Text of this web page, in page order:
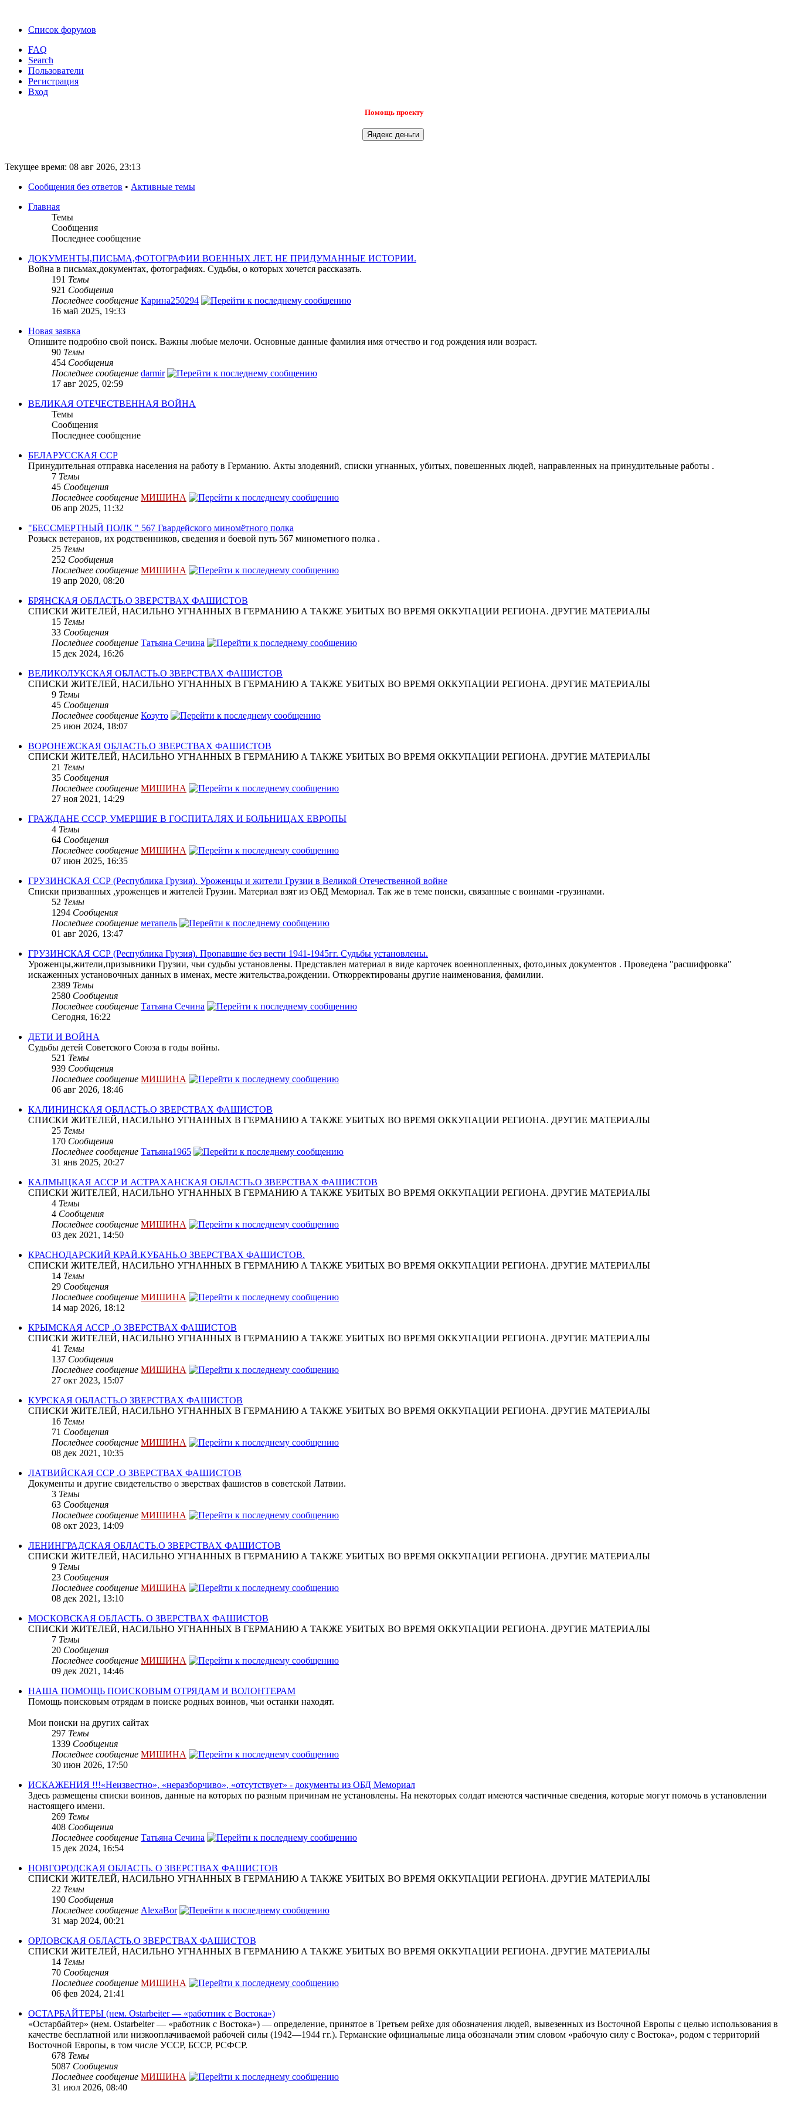
Список форумов
FAQ
Search
Пользователи
Регистрация
Вход
Помощь проекту
Текущее время: 08 авг 2026, 23:13
Сообщения без ответов • Активные темы
Главная
Темы
Сообщения
Последнее сообщение
ДОКУМЕНТЫ,ПИСЬМА,ФОТОГРАФИИ ВОЕННЫХ ЛЕТ. НЕ ПРИДУМАННЫЕ ИСТОРИИ.
Война в письмах,документах, фотографиях. Судьбы, о которых хочется рассказать.
191 Темы
921 Сообщения
Последнее сообщение Карина250294
16 май 2025, 19:33
Новая заявка
Опишите подробно свой поиск. Важны любые мелочи. Основные данные фамилия имя отчество и год рождения или возраст.
90 Темы
454 Сообщения
Последнее сообщение darmir
17 авг 2025, 02:59
ВЕЛИКАЯ ОТЕЧЕСТВЕННАЯ ВОЙНА
Темы
Сообщения
Последнее сообщение
БЕЛАРУССКАЯ ССР
Принудительная отправка населения на работу в Германию. Акты злодеяний, списки угнанных, убитых, повешенных людей, направленных на принудительные работы .
7 Темы
45 Сообщения
Последнее сообщение МИШИНА
06 апр 2025, 11:32
"БЕССМЕРТНЫЙ ПОЛК " 567 Гвардейского миномётного полка
Розыск ветеранов, их родственников, сведения и боевой путь 567 минометного полка .
25 Темы
252 Сообщения
Последнее сообщение МИШИНА
19 апр 2020, 08:20
БРЯНСКАЯ ОБЛАСТЬ.О ЗВЕРСТВАХ ФАШИСТОВ
СПИСКИ ЖИТЕЛЕЙ, НАСИЛЬНО УГНАННЫХ В ГЕРМАНИЮ А ТАКЖЕ УБИТЫХ ВО ВРЕМЯ ОККУПАЦИИ РЕГИОНА. ДРУГИЕ МАТЕРИАЛЫ
15 Темы
33 Сообщения
Последнее сообщение Татьяна Сечина
15 дек 2024, 16:26
ВЕЛИКОЛУКСКАЯ ОБЛАСТЬ.О ЗВЕРСТВАХ ФАШИСТОВ
СПИСКИ ЖИТЕЛЕЙ, НАСИЛЬНО УГНАННЫХ В ГЕРМАНИЮ А ТАКЖЕ УБИТЫХ ВО ВРЕМЯ ОККУПАЦИИ РЕГИОНА. ДРУГИЕ МАТЕРИАЛЫ
9 Темы
45 Сообщения
Последнее сообщение Козуто
25 июн 2024, 18:07
ВОРОНЕЖСКАЯ ОБЛАСТЬ.О ЗВЕРСТВАХ ФАШИСТОВ
СПИСКИ ЖИТЕЛЕЙ, НАСИЛЬНО УГНАННЫХ В ГЕРМАНИЮ А ТАКЖЕ УБИТЫХ ВО ВРЕМЯ ОККУПАЦИИ РЕГИОНА. ДРУГИЕ МАТЕРИАЛЫ
21 Темы
35 Сообщения
Последнее сообщение МИШИНА
27 ноя 2021, 14:29
ГРАЖДАНЕ СССР, УМЕРШИЕ В ГОСПИТАЛЯХ И БОЛЬНИЦАХ ЕВРОПЫ
4 Темы
64 Сообщения
Последнее сообщение МИШИНА
07 июн 2025, 16:35
ГРУЗИНСКАЯ ССР (Республика Грузия). Уроженцы и жители Грузии в Великой Отечественной войне
Списки призванных ,уроженцев и жителей Грузии. Материал взят из ОБД Мемориал. Так же в теме поиски, связанные с воинами -грузинами.
52 Темы
1294 Сообщения
Последнее сообщение метапель
01 авг 2026, 13:47
ГРУЗИНСКАЯ ССР (Республика Грузия). Пропавшие без вести 1941-1945гг. Судьбы установлены.
Уроженцы,жители,призывники Грузии, чьи судьбы установлены. Представлен материал в виде карточек военнопленных, фото,иных документов . Проведена "расшифровка"
искаженных установочных данных в именах, месте жительства,рождении. Откорректированы другие наименования, фамилии.
2389 Темы
2580 Сообщения
Последнее сообщение Татьяна Сечина
Сегодня, 16:22
ДЕТИ И ВОЙНА
Судьбы детей Советского Союза в годы войны.
521 Темы
939 Сообщения
Последнее сообщение МИШИНА
06 авг 2026, 18:46
КАЛИНИНСКАЯ ОБЛАСТЬ.О ЗВЕРСТВАХ ФАШИСТОВ
СПИСКИ ЖИТЕЛЕЙ, НАСИЛЬНО УГНАННЫХ В ГЕРМАНИЮ А ТАКЖЕ УБИТЫХ ВО ВРЕМЯ ОККУПАЦИИ РЕГИОНА. ДРУГИЕ МАТЕРИАЛЫ
25 Темы
170 Сообщения
Последнее сообщение Татьяна1965
31 янв 2025, 20:27
КАЛМЫЦКАЯ АССР И АСТРАХАНСКАЯ ОБЛАСТЬ.О ЗВЕРСТВАХ ФАШИСТОВ
СПИСКИ ЖИТЕЛЕЙ, НАСИЛЬНО УГНАННЫХ В ГЕРМАНИЮ А ТАКЖЕ УБИТЫХ ВО ВРЕМЯ ОККУПАЦИИ РЕГИОНА. ДРУГИЕ МАТЕРИАЛЫ
4 Темы
4 Сообщения
Последнее сообщение МИШИНА
03 дек 2021, 14:50
КРАСНОДАРСКИЙ КРАЙ.КУБАНЬ.О ЗВЕРСТВАХ ФАШИСТОВ.
СПИСКИ ЖИТЕЛЕЙ, НАСИЛЬНО УГНАННЫХ В ГЕРМАНИЮ А ТАКЖЕ УБИТЫХ ВО ВРЕМЯ ОККУПАЦИИ РЕГИОНА. ДРУГИЕ МАТЕРИАЛЫ
14 Темы
29 Сообщения
Последнее сообщение МИШИНА
14 мар 2026, 18:12
КРЫМСКАЯ АССР .О ЗВЕРСТВАХ ФАШИСТОВ
СПИСКИ ЖИТЕЛЕЙ, НАСИЛЬНО УГНАННЫХ В ГЕРМАНИЮ А ТАКЖЕ УБИТЫХ ВО ВРЕМЯ ОККУПАЦИИ РЕГИОНА. ДРУГИЕ МАТЕРИАЛЫ
41 Темы
137 Сообщения
Последнее сообщение МИШИНА
27 окт 2023, 15:07
КУРСКАЯ ОБЛАСТЬ.О ЗВЕРСТВАХ ФАШИСТОВ
СПИСКИ ЖИТЕЛЕЙ, НАСИЛЬНО УГНАННЫХ В ГЕРМАНИЮ А ТАКЖЕ УБИТЫХ ВО ВРЕМЯ ОККУПАЦИИ РЕГИОНА. ДРУГИЕ МАТЕРИАЛЫ
16 Темы
71 Сообщения
Последнее сообщение МИШИНА
08 дек 2021, 10:35
ЛАТВИЙСКАЯ ССР .О ЗВЕРСТВАХ ФАШИСТОВ
Документы и другие свидетельство о зверствах фашистов в советской Латвии.
3 Темы
63 Сообщения
Последнее сообщение МИШИНА
08 окт 2023, 14:09
ЛЕНИНГРАДСКАЯ ОБЛАСТЬ.О ЗВЕРСТВАХ ФАШИСТОВ
СПИСКИ ЖИТЕЛЕЙ, НАСИЛЬНО УГНАННЫХ В ГЕРМАНИЮ А ТАКЖЕ УБИТЫХ ВО ВРЕМЯ ОККУПАЦИИ РЕГИОНА. ДРУГИЕ МАТЕРИАЛЫ
9 Темы
23 Сообщения
Последнее сообщение МИШИНА
08 дек 2021, 13:10
МОСКОВСКАЯ ОБЛАСТЬ. О ЗВЕРСТВАХ ФАШИСТОВ
СПИСКИ ЖИТЕЛЕЙ, НАСИЛЬНО УГНАННЫХ В ГЕРМАНИЮ А ТАКЖЕ УБИТЫХ ВО ВРЕМЯ ОККУПАЦИИ РЕГИОНА. ДРУГИЕ МАТЕРИАЛЫ
7 Темы
20 Сообщения
Последнее сообщение МИШИНА
09 дек 2021, 14:46
НАША ПОМОЩЬ ПОИСКОВЫМ ОТРЯДАМ И ВОЛОНТЕРАМ
Помощь поисковым отрядам в поиске родных воинов, чьи останки находят.
Мои поиски на других сайтах
297 Темы
1339 Сообщения
Последнее сообщение МИШИНА
30 июн 2026, 17:50
ИСКАЖЕНИЯ !!!«Неизвестно», «неразборчиво», «отсутствует» - документы из ОБД Мемориал
Здесь размещены списки воинов, данные на которых по разным причинам не установлены. На некоторых солдат имеются частичные сведения, которые могут помочь в установлении
настоящего имени.
269 Темы
408 Сообщения
Последнее сообщение Татьяна Сечина
15 дек 2024, 16:54
НОВГОРОДСКАЯ ОБЛАСТЬ. О ЗВЕРСТВАХ ФАШИСТОВ
СПИСКИ ЖИТЕЛЕЙ, НАСИЛЬНО УГНАННЫХ В ГЕРМАНИЮ А ТАКЖЕ УБИТЫХ ВО ВРЕМЯ ОККУПАЦИИ РЕГИОНА. ДРУГИЕ МАТЕРИАЛЫ
22 Темы
190 Сообщения
Последнее сообщение AlexaBor
31 мар 2024, 00:21
ОРЛОВСКАЯ ОБЛАСТЬ.О ЗВЕРСТВАХ ФАШИСТОВ
СПИСКИ ЖИТЕЛЕЙ, НАСИЛЬНО УГНАННЫХ В ГЕРМАНИЮ А ТАКЖЕ УБИТЫХ ВО ВРЕМЯ ОККУПАЦИИ РЕГИОНА. ДРУГИЕ МАТЕРИАЛЫ
14 Темы
70 Сообщения
Последнее сообщение МИШИНА
06 фев 2024, 21:41
ОСТАРБАЙТЕРЫ (нем. Ostarbeiter — «работник с Востока»)
«Остарба́йтер» (нем. Ostarbeiter — «работник с Востока») — определение, принятое в Третьем рейхе для обозначения людей, вывезенных из Восточной Европы с целью использования в
качестве бесплатной или низкооплачиваемой рабочей силы (1942—1944 гг.). Германские официальные лица обозначали этим словом «рабочую силу с Востока», родом с территорий
Восточной Европы, в том числе УССР, БССР, РСФСР.
678 Темы
5087 Сообщения
Последнее сообщение МИШИНА
31 июл 2026, 08:40